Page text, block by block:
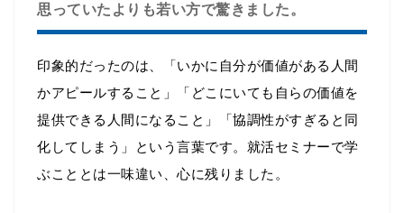
思っていたよりも若い方で驚きました。
印象的だったのは、「いかに自分が価値がある人間
かアピールすること」「どこにいても自らの価値を
提供できる人間になること」「協調性がすぎると同
化してしまう」という言葉です。就活セミナーで学
ぶこととは一味違い、心に残りました。